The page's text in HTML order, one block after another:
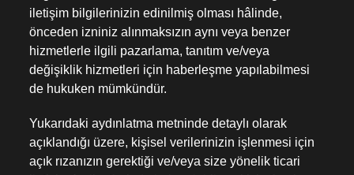
iletişim bilgilerinizin edinilmiş olması hâlinde,
önceden izniniz alınmaksızın aynı veya benzer
hizmetlerle ilgili pazarlama, tanıtım ve/veya
değişiklik hizmetleri için haberleşme yapılabilmesi
de hukuken mümkündür.
Yukarıdaki aydınlatma metninde detaylı olarak
açıklandığı üzere, kişisel verilerinizin işlenmesi için
açık rızanızın gerektiği ve/veya size yönelik ticari